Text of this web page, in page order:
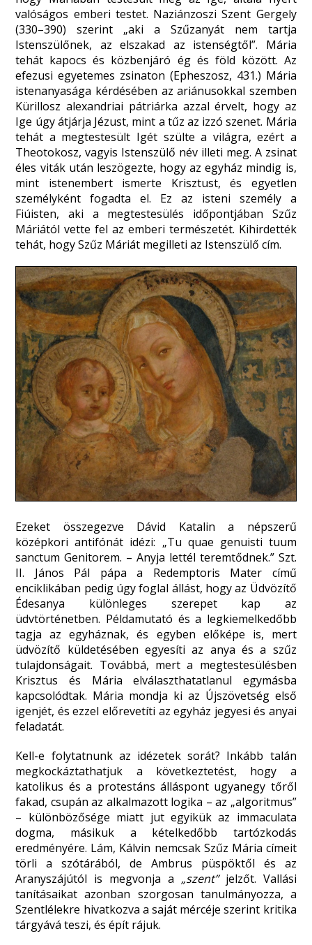
valóságos emberi testet. Naziánzoszi Szent Gergely
(330–390) szerint „aki a Szűzanyát nem tartja
Istenszülőnek, az elszakad az istenségtől”. Mária
tehát kapocs és közbenjáró ég és föld között. Az
efezusi egyetemes zsinaton (Epheszosz, 431.) Mária
istenanyasága kérdésében az ariánusokkal szemben
Kürillosz alexandriai pátriárka azzal érvelt, hogy az
Ige úgy átjárja Jézust, mint a tűz az izzó szenet. Mária
tehát a megtestesült Igét szülte a világra, ezért a
Theotokosz, vagyis Istenszülő név illeti meg. A zsinat
éles viták után leszögezte, hogy az egyház mindig is,
mint istenembert ismerte Krisztust, és egyetlen
személyként fogadta el. Ez az isteni személy a
Fiúisten, aki a megtestesülés időpontjában Szűz
Máriától vette fel az emberi természetét. Kihirdették
tehát, hogy Szűz Máriát megilleti az Istenszülő cím.
Ezeket összegezve Dávid Katalin a népszerű
középkori antifónát idézi: „Tu quae genuisti tuum
sanctum Genitorem. – Anyja lettél teremtődnek.” Szt.
II. János Pál pápa a Redemptoris Mater című
enciklikában pedig úgy foglal állást, hogy az Üdvözítő
Édesanya különleges szerepet kap az
üdvtörténetben. Példamutató és a legkiemelkedőbb
tagja az egyháznak, és egyben előképe is, mert
üdvözítő küldetésében egyesíti az anya és a szűz
tulajdonságait. Továbbá, mert a megtestesülésben
Krisztus és Mária elválaszthatatlanul egymásba
kapcsolódtak. Mária mondja ki az Újszövetség első
igenjét, és ezzel előrevetíti az egyház jegyesi és anyai
feladatát.
Kell-e folytatnunk az idézetek sorát? Inkább talán
megkockáztathatjuk a következtetést, hogy a
katolikus és a protestáns álláspont ugyanegy tőről
fakad, csupán az alkalmazott logika – az „algoritmus”
– különbözősége miatt jut egyikük az immaculata
dogma, másikuk a kételkedőbb tartózkodás
eredményére. Lám, Kálvin nemcsak Szűz Mária címeit
törli a szótárából, de Ambrus püspöktől és az
Aranyszájútól is megvonja a „szent” jelzőt. Vallási
tanításaikat azonban szorgosan tanulmányozza, a
Szentlélekre hivatkozva a saját mércéje szerint kritika
tárgyává teszi, és épít rájuk.